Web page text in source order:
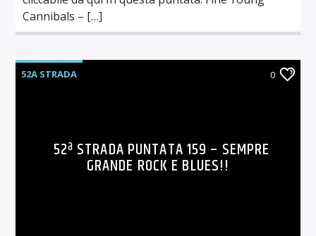
Cannibals – […]
52A STRADA 0
52ª STRADA PUNTATA 159 – SEMPRE
GRANDE ROCK E BLUES!!